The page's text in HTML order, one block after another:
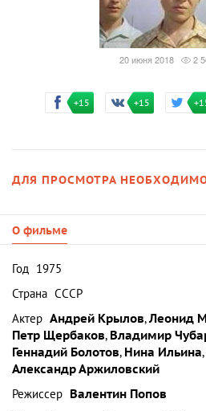
20 июня 2018 2
+15 +15
ДЛЯ ПРОСМОТРА
О фильме
Год 1975
Страна СССР
Актер Андрей Крылов,Леонид
Петр Щербаков, Владимир
Геннадий Болотов, Нина Ильина,
Александр Аржиловский
Режиссер Валентин Попов